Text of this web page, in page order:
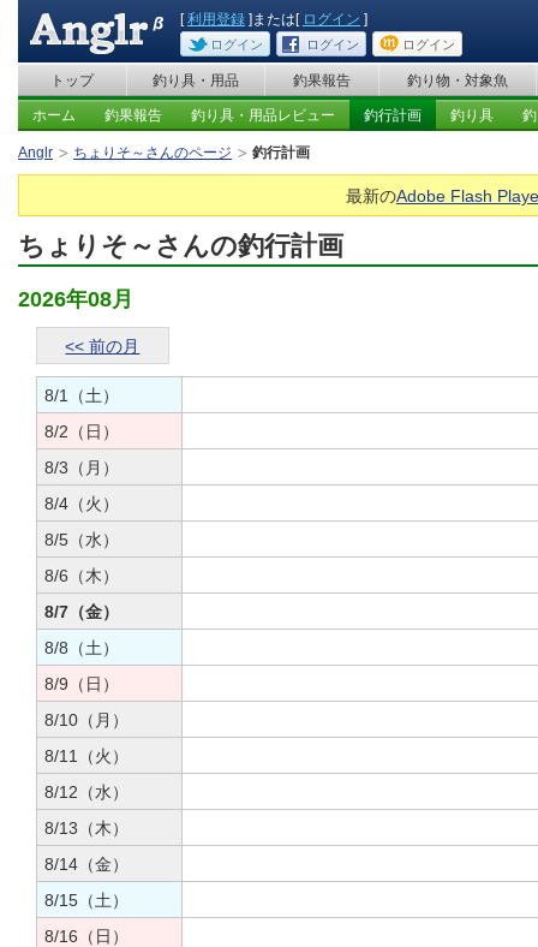
[利用登録 ]または[ ログイン ]
ログイン ログイン ログイン
トップ 釣り具・用品 釣果報告 釣り物・対象魚
ホーム 釣果報告 釣り具・用品レビュー 釣行計画 釣り具
Anglr ちょりそ～さんのページ 釣行計画
最新のAdobe Flash
ちょりそ～さんの釣行計画
2026年08月
<< 前の月
8/1（土）
8/2（日）
8/3（月）
8/4（火）
8/5（水）
8/6（木）
8/7（金）
8/8（土）
8/9（日）
8/10（月）
8/11（火）
8/12（水）
8/13（木）
8/14（金）
8/15（土）
8/16（日）